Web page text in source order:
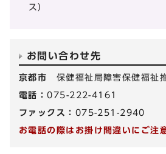
ス）
お問い合わせ先
京都市 保健福祉局障害保健福祉
電話：075-222-4161
ファックス： 075-251-2940
お電話の際はお掛け間違いにご注